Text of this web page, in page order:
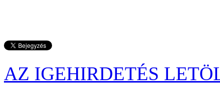
AZ IGEHIRDETÉS